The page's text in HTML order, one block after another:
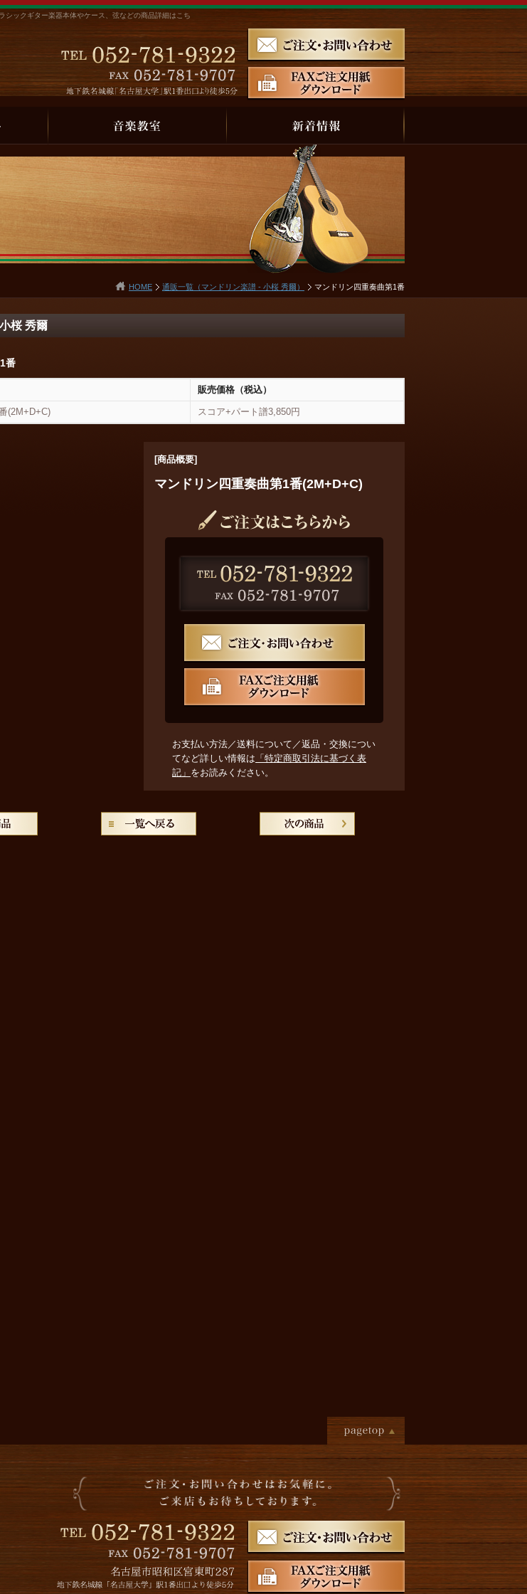
ックギター楽器本体やケース、弦などの商品詳細はこち
HOME 通販一覧（マンドリン楽譜 - 小桜 秀爾） マンドリン四重奏曲第1番
桜 秀爾
番
販売価格（税込）
(2M+D+C) スコア+パート譜3,850円
[商品概要]
マンドリン四重奏曲第1番(2M+D+C)
お支払い方法／送料について／返品・交換につい
てなど詳しい情報は 「特定商取引法に基づく表
記」 をお読みください。